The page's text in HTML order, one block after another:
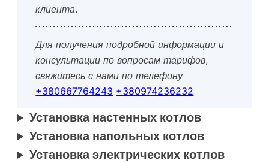
клиента.
Для получения подробной информации и
консультации по вопросам тарифов,
свяжитесь с нами по телефону
+380667764243 +380974236232
Установка настенных котлов
Установка напольных котлов
Установка электрических котлов